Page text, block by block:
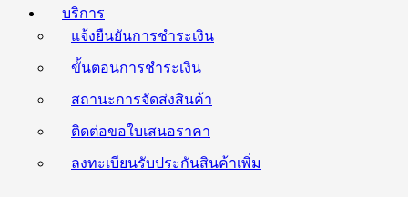
บริการ
แจ้งยืนยันการชำระเงิน
ขั้นตอนการชำระเงิน
สถานะการจัดส่งสินค้า
ติดต่อขอใบเสนอราคา
ลงทะเบียนรับประกันสินค้าเพิ่ม